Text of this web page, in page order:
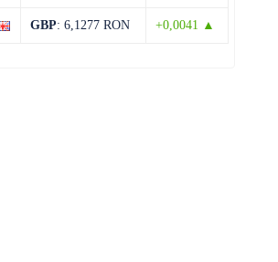
GBP: 6,1277 RON +0,0041 ▲